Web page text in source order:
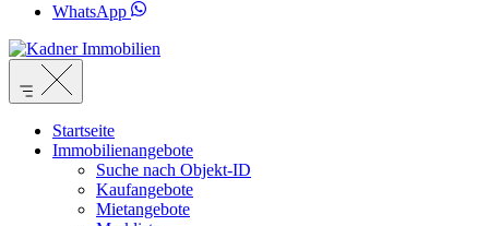
WhatsApp
Startseite
Immobilienangebote
Suche nach Objekt-ID
Kaufangebote
Mietangebote